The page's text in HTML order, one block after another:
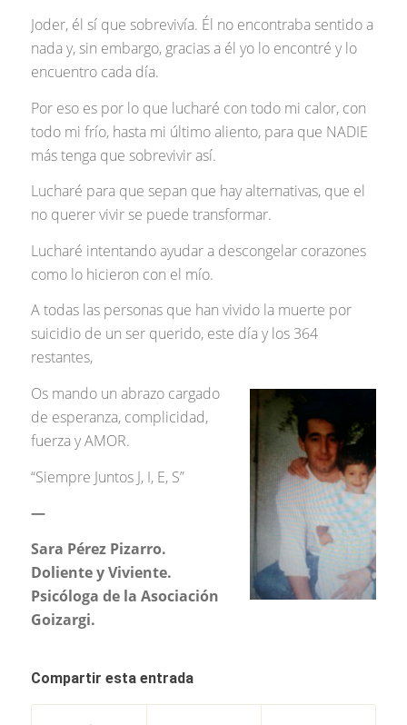
Joder, él sí que sobrevivía. Él no encontraba sentido a
nada y, sin embargo, gracias a él yo lo encontré y lo
encuentro cada día.
Por eso es por lo que lucharé con todo mi calor, con
todo mi frío, hasta mi último aliento, para que NADIE
más tenga que sobrevivir así.
Lucharé para que sepan que hay alternativas, que el
no querer vivir se puede transformar.
Lucharé intentando ayudar a descongelar corazones
como lo hicieron con el mío.
A todas las personas que han vivido la muerte por
suicidio de un ser querido, este día y los 364
restantes,
Os mando un abrazo cargado
de esperanza, complicidad,
fuerza y AMOR.
“Siempre Juntos J, I, E, S”
—
Sara Pérez Pizarro.
Doliente y Viviente.
Psicóloga de la Asociación
Goizargi.
Compartir esta entrada